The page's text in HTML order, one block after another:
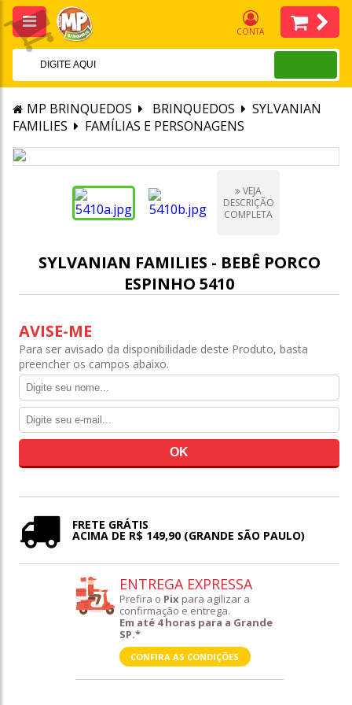
CONTA
MP BRINQUEDOS BRINQUEDOS
SYLVANIAN
FAMILIES
FAMÍLIAS E PERSONAGENS
VEJA
DESCRIÇÃO
COMPLETA
SYLVANIAN FAMILIES - BEBÊ PORCO
ESPINHO 5410
AVISE-ME
Para ser avisado da disponibilidade deste Produto, basta
preencher os campos abaixo.
FRETE GRÁTIS
ACIMA DE R$ 149,90 (GRANDE SÃO PAULO)
ENTREGA EXPRESSA
Prefira o Pix para agilizar a
confirmação e entrega.
Em até 4 horas para a Grande
SP.*
CONFIRA AS CONDIÇÕES